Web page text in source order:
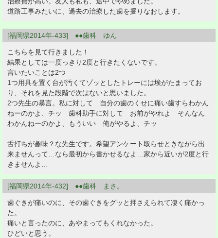
道路工事みたいに、過去の治療した歯を掘りなおします。
[福岡県2014年-433] ●●歯科 ゆん
こちらを見て行きました！
結果としては一度っきり2度と行きたくないです。
言いたいことは2つ
1つ用具を置く台が汚くてゾッとしたトレーには埃がたまってお
り、それを見た段階で次はないと思いました。
2つ先生の暴言。私に対して 自分の歯のくせに痛い歯すらわかん
ねーのかよ、チッ 歯科助手に対して お前がやれよ そんなん
わかんねーのかよ、もういい 俺がやるよ、チッ
舌打ちが趣味？な先生です。希望アンケート取らせときながら出
来ませんって…なら最初から書かせるなよ…家から近いが2度と行
きませんよ…
[福岡県2014年-432] ●●歯科 まさ。
歯ぐきが痛いのに、その歯ぐきをグッと押さえられて凄く痛かっ
た。
痛いと言ったのに、あやまってもくれなかった。
ひどいと思う。